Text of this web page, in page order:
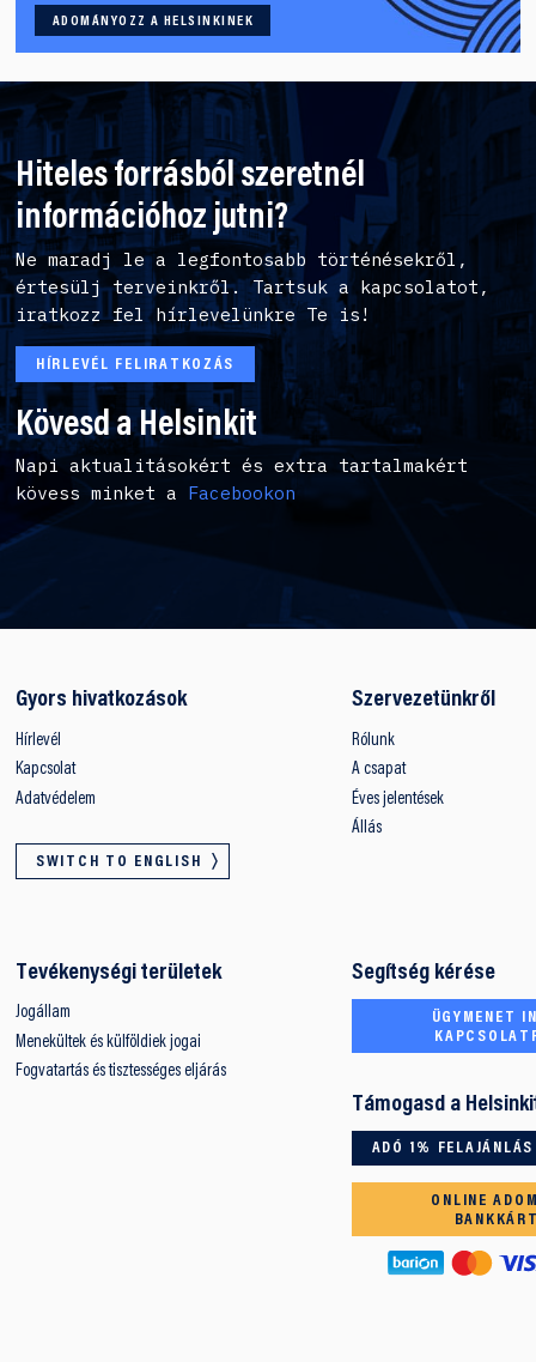
ADOMÁNYOZZ A HELSINKINEK
Hiteles forrásból szeretnél
információhoz jutni?
Ne maradj le a legfontosabb történésekről,
értesülj terveinkről. Tartsuk a kapcsolatot,
iratkozz fel hírlevelünkre Te is!
HÍRLEVÉL FELIRATKOZÁS
Kövesd a Helsinkit
Napi aktualitásokért és extra tartalmakért
kövess minket a Facebookon
Gyors hivatkozások
Hírlevél
Kapcsolat
Adatvédelem
SWITCH TO ENGLISH
Szervezetünkről
Rólunk
A csapat
Éves jelentések
Állás
Tevékenységi területek
Jogállam
Menekültek és külföldiek jogai
Fogvatartás és tisztességes eljárás
Segítség kérése
ÜGYMENET
Támogasd a
ADÓ 1% FELAJÁNLÁS
ONLINE